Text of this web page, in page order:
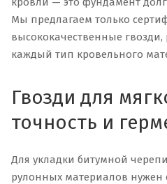
Мы предлагаем только
высококачественные
каждый тип кровельного
Гвозди для
точность и
Для укладки битумной
рулонных материалов